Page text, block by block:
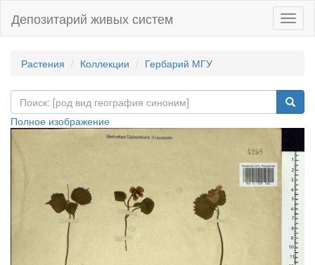
Депозитарий живых систем
Растения Коллекции Гербарий МГУ
Полное изображение